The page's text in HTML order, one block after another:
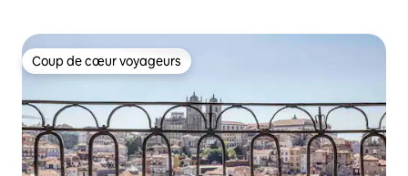
Coup de cœur voyageurs
Coup de cœur voyageurs